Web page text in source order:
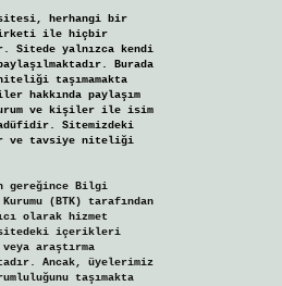
herhangi bir
şirketi ile hiçbir
Sitede yalnızca kendi
Burada
taşımamakta
hakkında paylaşım
kurum ve kişiler ile isim
Sitemizdeki
ve tavsiye niteliği
gereğince Bilgi
(BTK) tarafından
olarak hizmet
sitedeki içerikleri
araştırma
Ancak, üyelerimiz
taşımakta